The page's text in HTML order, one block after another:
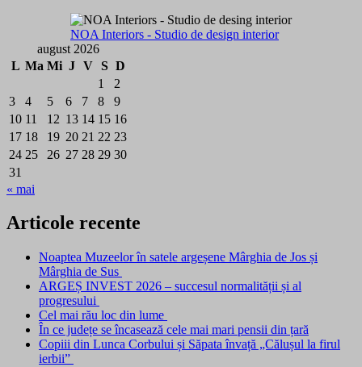
NOA Interiors - Studio de design interior
august 2026
L Ma Mi J V S D
1
2
3
4 5 6 7 8
9
10 11 12 13 14 15 16
17 18 19 20 21 22 23
24 25 26 27 28 29 30
31
« mai
Articole recente
Noaptea Muzeelor în satele argeșene Mârghia de Jos și
Mârghia de Sus
ARGEȘ INVEST 2026 – succesul normalității și al
progresului
Cel mai rău loc din lume
În ce județe se încasează cele mai mari pensii din țară
Copiii din Lunca Corbului și Săpata învață „Călușul la firul
ierbii”